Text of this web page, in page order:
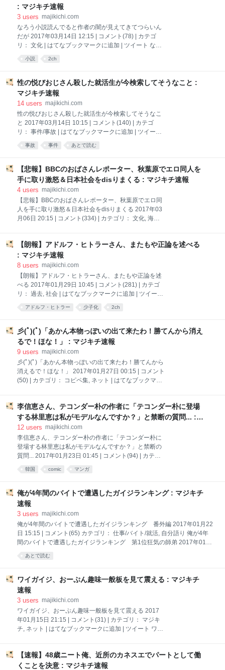
489744883 2：名無しさん＠おーぷん
2017/03/17(金)19:02:44 ID:4qE 働くのがアホみたいに
2017/03/17(金)19:02:59 ID:uzO 81万円に目がいくわ
4：名無しさん＠おーぷん 2017/03/17(金)19:03:33
ID:B
: マジキチ速報
3 users majikichi.com
なろう小説読んでると作者の闇が見えてきてつらいん
だが 2017年03月14日 12:15 | コメント(78) | カテゴ
リ： 文化 | はてなブックマークに追加 | ツイート なろ
う小説読んでると作者の闇が見えてきてつらいんだが
1：以下、＼(^o^)／でVIPがお送りします
ス転移ものとかすごく悲しくなる 引用元
http://viper.2ch.sc/test/read.cgi/news4vip/1489138811
2：以下、＼(^o^)／でVIPがお送りします
ツグ様ぁ～ 4：以下、＼(^o^)／でVIPがお送りします
2017/03/10(金) 18:40:46.447 ID:uFR0XGod0.n
小説 2ch
性の悦びおじさん殺した就活生が今検索してそうなこと :
マジキチ速報
14 users majikichi.com
性の悦びおじさん殺した就活生が今検索してそうなこ
と 2017年03月14日 10:15 | コメント(140) | カテゴ
リ： 事件/事故 | はてなブックマークに追加 | ツイート
性の悦びおじさん殺した就活生が今検索してそうなこ
と1：名無しさん＠おーぷん 2017/03/13(月)21:07:28
http://hayabusa.open2ch.net/test/read.cgi/livejupiter/1
489406848 2：名無しさん＠おーぷん
2017/03/13(月)21:08:12 ID:9oo 過失 刑期 3：名無しさ
ンから就活生になっとる なんか特定されたんか？ 6：
名無しさん＠おーぷん 2017/03/13(月)21:11:28 ID:jtE
>>3 腰
事故 事件 あとで読む
【悲報】BBCのおばさんレポーター、秋葉原でエロ同人を
手に取り激怒＆日本社会をdisりまくる : マジキチ速報
4 users majikichi.com
【悲報】BBCのおばさんレポーター、秋葉原でエロ同
人を手に取り激怒＆日本社会をdisりまくる 2017年03
月06日 20:15 | コメント(334) | カテゴリ： 文化, 海外/
「ギャーッ！！日本はどうかしているわ！」1：風吹
けば名無し＠＼(^o^)／ 2017/03/06(月) 17:27:44.44
ID:E8cEh2Yz0.net 未識@技術書典2 お-03 @mishiki
3月4日 「私は東京は世界一大好きだけど、日本人って
のは子供を性的に搾取して良いと思ってんじゃないか
と懸念しているわ」 開始1分半にして残りの54分の展
https://twitter.com/mishiki/status/83789553220284825
【朗報】アドルフ・ヒトラーさん、またもや正論を述べる
: マジキチ速報
8 users majikichi.com
【朗報】アドルフ・ヒトラーさん、またもや正論を述
べる 2017年01月29日 10:45 | コメント(281) | カテゴ
リ： 過去, 社会 | はてなブックマークに追加 | ツイート
【朗報】アドルフ・ヒトラーさん、またもや正論を述
べる1：名無しさん＠おーぷん
http://hayabusa.open2ch.net/test/read.cgi/livejupiter/1
484822744 2：名無しさん＠おーぷん
2017/01/19(木)19:46:35 ID:ZEA 4：名無しさん＠おー
本のバラエティ見て笑ってるの想像したら草 8：名無
しさん＠おーぷん 2017/01/19(木)19:51:08 ID:SyX >>4
草 5：名無しさん＠お
アドルフ・ヒトラー 少子化 2ch
彡(ﾟ)(ﾟ)「あかん本物っぽいの出て来たわ！勝てんから消え
るで！ほな！」 : マジキチ速報
9 users majikichi.com
彡(ﾟ)(ﾟ)「あかん本物っぽいの出て来たわ！勝てんから
消えるで！ほな！」 2017年01月27日 00:15 | コメント
(50) | カテゴリ： コピペ集, ネット | はてなブックマー
大麻＠＼(^o^)／ 2017/01/25(水) 23:46:41.94
ID:3z/tcTQa0.net 314 名前:風吹けば名無し＠無断転載
禁止:2016/10/31(月) 22:46:22.15 ID:TRfX+bEd0 基本
ネットの書き込み程度じゃ捕まらんで 比例原則いうて
事件の大きさと捜査費用は比例関係になきゃいけない
よほど証拠がそろってない限り、ネットで晒したりガ
風吹けば名無し＠無断転載禁止:2016/10/31(月) 22
李信恵さん、テコンダー朴の作者に「テコンダー朴に登場
する林里恵は私がモデルなんですか？」と禁断の質問... :
マジキチ速報
12 users majikichi.com
李信恵さん、テコンダー朴の作者に「テコンダー朴に
登場する林里恵は私がモデルなんですか？」と禁断の
質問... 2017年01月23日 01:45 | コメント(94) | カテゴ
リ： 文化, 面白 | はてなブックマークに追加 | ツイート
李信恵「テコンダー朴がアタシのモデルを勝手に！？
2017/01/21(土) 13:41:59.50 ID:505C/QZzp.net 白正男
＠テコンダー朴★単行本発売中 @mr_beck36 テコン
ダー朴の一部に差別的描写があると誤解する方もいる
させるための表現手法であり、差別問題を 広く世に訴
えかけ、差別をなくそうとする作者の意図は明白では
ないかと存じます。（担当編集者）
https://twitter.com/mr_beck36/status/672
韓国 comic マンガ
俺が4年間のバイトで遭遇したガイジランキング : マジキチ
速報
3 users majikichi.com
俺が4年間のバイトで遭遇したガイジランキング 番外編 2017年01月22
日 15:15 | コメント(65) カテゴリ： 仕事/バイト/就活, 自分語り 俺が4年
間のバイトで遭遇したガイジランキング 第1位狂気の師弟 2017年01月
22日 13:45 | コメント(63) カテゴリ： 仕事/バイト/就活, 自分語り 俺が4
年間のバイトで遭遇したガイジランキング 第2位匿名の彼女 2017年01
4年間のバイトで遭遇したガイジランキング 第3位嘘つきハゲタヌキ
2017年01月22日 10:45 | コメント(39) カテゴリ： 仕事/バイト/就活, 自
分語り 俺が4年間のバイトで遭遇したガイジランキング 第4位公害怪獣
あとで読む
ワイガイジ、おーぷん趣味一般板を見て震える : マジキチ
速報
3 users majikichi.com
ワイガイジ、おーぷん趣味一般板を見て震える 2017
年01月15日 21:15 | コメント(31) | カテゴリ： マジキ
チ, ネット | はてなブックマークに追加 | ツイート ワイ
ｯ･･･ 引用元
http://hayabusa.open2ch.net/test/read.cgi/livejupiter/1
【速報】48歳ニート俺、近所のカネスエでパートとして働
くことを決意 : マジキチ速報